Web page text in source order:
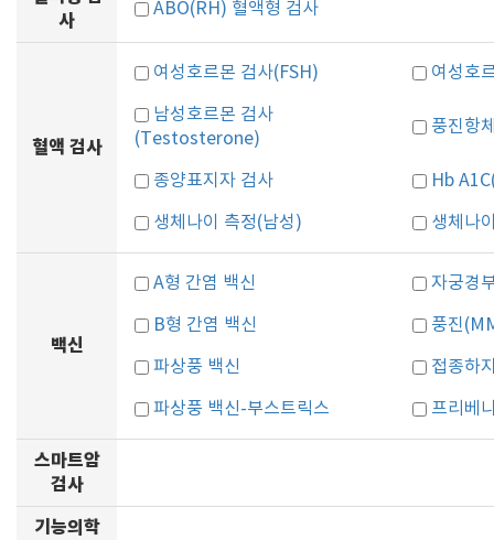
사
ABO(RH) 혈액형 검사
혈액 검사
여성호르몬 검사(FSH) 여성호
남성호르몬 검사
(Testosterone)
풍진항
종양표지자 검사 Hb
생체나이 측정(남성) 생체나
백신
A형 간염 백신 자궁경
B형 간염 백신 풍진
파상풍 백신 접종하
파상풍 백신-부스트릭스 프리베
스마트암
검사
기능의학